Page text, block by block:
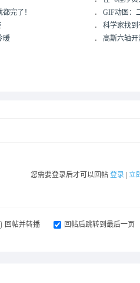
完了！ ． GIF动图：
． 科学家找
暖 ．
高斯六轴
您需要登录后才可以回帖 登录 立
回帖并转播 回帖后跳转到最后一页